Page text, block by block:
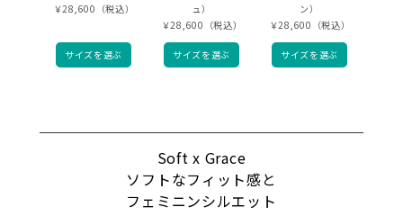
￥28,600（税込）
サイズを選ぶ
ュ）
￥28,600（税込）
サイズを選ぶ
ン）
￥28,600（税込）
サイズを選ぶ
Soft x Grace
ソフトなフィット感と
フェミニンシルエット